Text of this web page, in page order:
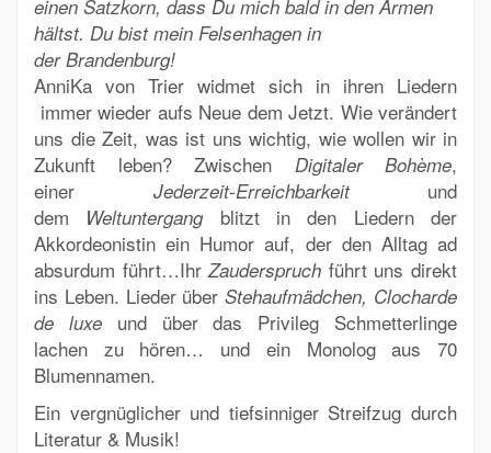
einen Satzkorn, dass Du mich bald in den Armen
hältst. Du bist mein Felsenhagen in
der Brandenburg!
AnniKa von Trier widmet sich in ihren Liedern
immer wieder aufs Neue dem Jetzt. Wie verändert
uns die Zeit, was ist uns wichtig, wie wollen wir in
Zukunft leben? Zwischen Digitaler Bohème,
einer Jederzeit-Erreichbarkeitund
dem Weltuntergangblitzt in den Liedern der
Akkordeonistin ein Humor auf, der den Alltag ad
absurdum führt…IhrZauderspruch führt uns direkt
ins Leben. Lieder überStehaufmädchen, Clocharde
de luxeund über das Privileg Schmetterlinge
lachen zu hören… und ein Monolog aus 70
Blumennamen.
Ein vergnüglicher und tiefsinniger Streifzug durch
Literatur & Musik!